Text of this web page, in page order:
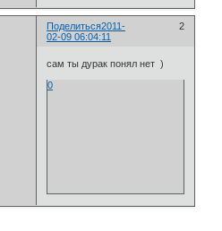
Поделиться 2
2011-
02-09 06:04:11
сам ты дурак понял нет )
0